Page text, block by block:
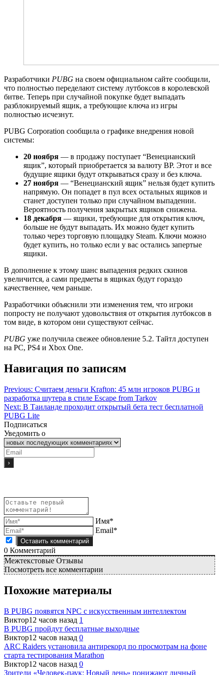
Разработчики PUBG на своем официальном сайте сообщили,
что полностью переделают систему лутбоксов в королевской
битве. Теперь при случайной покупке будет выпадать
разблокируемый ящик, а требующие ключа из игры
полностью исчезнут.
PUBG Corporation сообщила о графике внедрения новой
системы:
20 ноября — в продажу поступает “Венецианский
ящик”, который приобретается за валюту BP. Этот и все
будущие ящики будут открываться сразу и без ключа.
27 ноября — “Венецианский ящик” нельзя будет купить
напрямую. Он попадет в пул всех остальных ящиков и
станет доступен только при случайном выпадении.
Вероятность получения закрытых ящиков снижена.
18 декабря — ящики, требующие для открытия ключ,
больше не будут выпадать. Их можно будет купить
только через торговую площадку Steam. Ключи можно
будет купить, но только если у вас остались запертые
ящики.
В дополнение к этому шанс выпадения редких скинов
увеличится, а сами предметы в ящиках будут гораздо
качественнее, чем раньше.
Разработчики объяснили эти изменения тем, что игроки
попросту не получают удовольствия от открытия лутбоксов в
том виде, в котором они существуют сейчас.
PUBG уже получила свежее обновление 5.2. Тайтл доступен
на PC, PS4 и Xbox One.
Навигация по записям
Previous: Считаем деньги Krafton: 45 млн игроков PUBG и
разработка шутера в стиле Escape from Tarkov
Next: В Таиланде проходит открытый бета тест бесплатной
PUBG Lite
Подписаться
Уведомить о
Имя*
Email*
0 Комментарий
Межтекстовые Отзывы
Посмотреть все комментарии
Похожие материалы
В PUBG появятся NPC с искусственным интеллектом
Виктор12 часов назад 1
В PUBG пройдут бесплатные выходные
Виктор12 часов назад 0
ARC Raiders установила антирекорд по просмотрам на фоне
старта тестирования Marathon
Виктор12 часов назад 0
Зрители «Человек-паук: Новый день» понижают личный